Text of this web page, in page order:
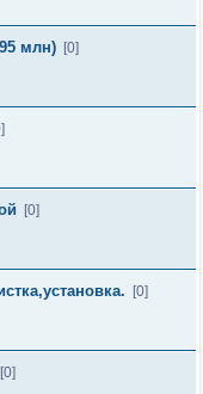
млн) [0]
[0]
[0]
[0]